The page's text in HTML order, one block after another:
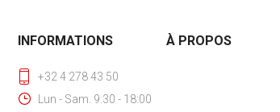
INFORMATIONS
+32 4 278 43 50
Lun - Sam. 9:30 - 18:00
À PROPOS